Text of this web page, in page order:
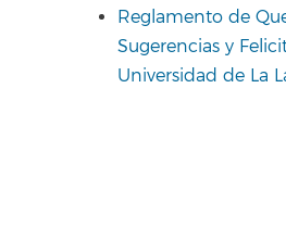
Reglamento de
Sugerencias y
Universidad de La